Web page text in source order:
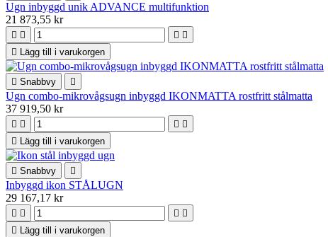
Ugn inbyggd unik ADVANCE multifunktion
21 873,55 kr
   
 Lägg till i varukorgen
 Snabbvy 
Ugn combo-mikrovågsugn inbyggd IKONMATTA rostfritt stålmatta
37 919,50 kr
   
 Lägg till i varukorgen
 Snabbvy 
Inbyggd ikon STÅLUGN
29 167,17 kr
   
 Lägg till i varukorgen